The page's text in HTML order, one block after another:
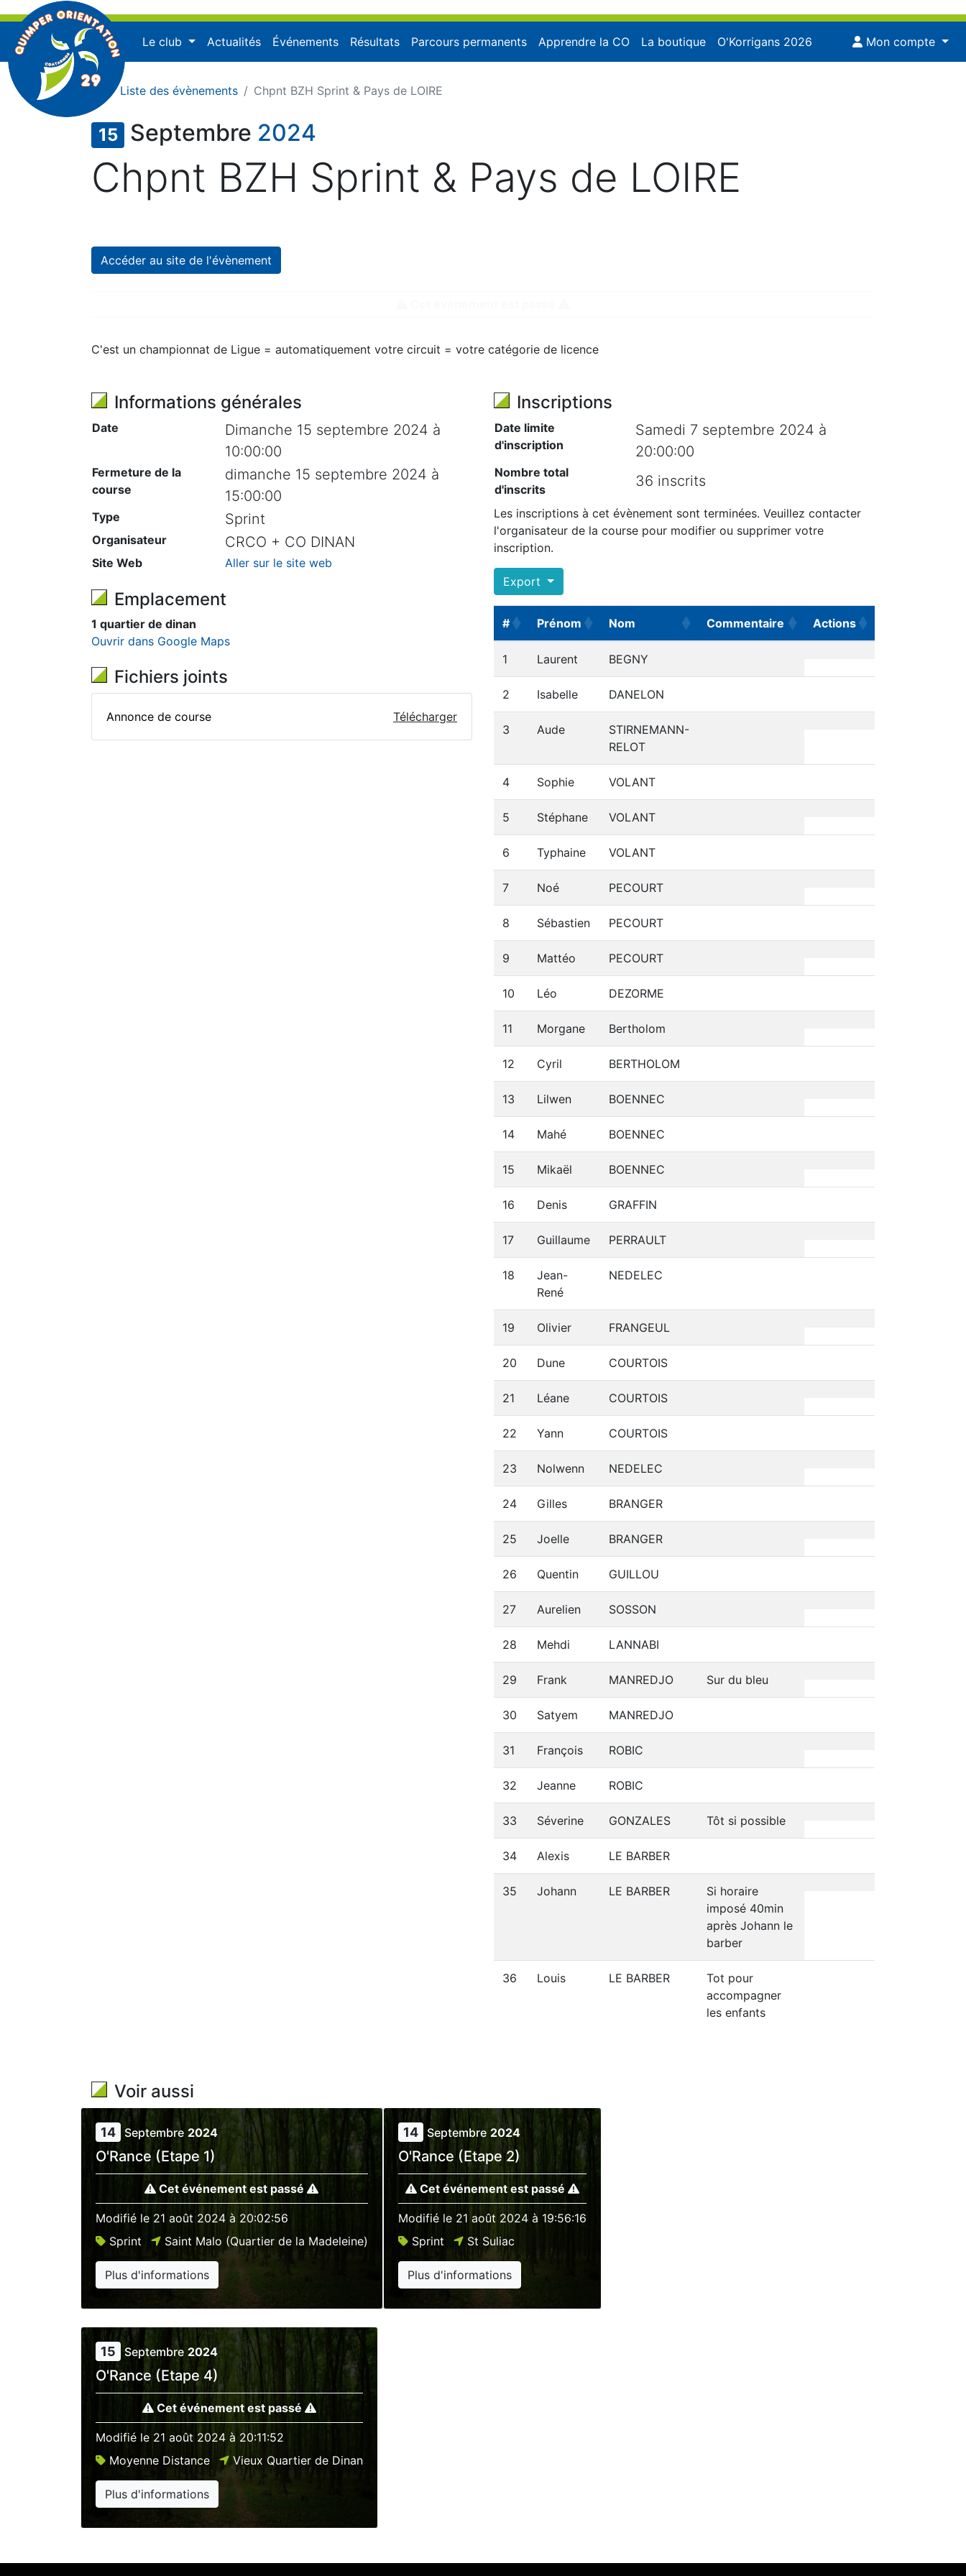
Le club Actualités Événements Résultats Parcours permanents Apprendre la CO La boutique O'Korrigans 2026 Mon compte
Liste des évènements Chpnt BZH Sprint & Pays de LOIRE
15 Septembre 2024
Chpnt BZH Sprint & Pays de LOIRE
Accéder au site de l'évènement
C'est un championnat de Ligue = automatiquement votre circuit = votre catégorie de licence
Informations générales
Date
Dimanche 15 septembre 2024 à
10:00:00
Fermeture de la
course
dimanche 15 septembre 2024 à
15:00:00
Type Sprint
Organisateur CRCO + CO DINAN
Site Web Aller sur le site web
Emplacement
1 quartier de dinan
Ouvrir dans Google Maps
Fichiers joints
Annonce de course Télécharger
Inscriptions
Date limite
d'inscription
Samedi 7 septembre 2024 à
20:00:00
Nombre total
d'inscrits
36 inscrits
Les inscriptions à cet évènement sont terminées. Veuillez contacter
l'organisateur de la course pour modifier ou supprimer votre
inscription.
Export
# Prénom Nom Commentaire
Actions
1 Laurent BEGNY
2 Isabelle DANELON
3 Aude
STIRNEMANN-
RELOT
4 Sophie VOLANT
5 Stéphane VOLANT
6 Typhaine VOLANT
7 Noé PECOURT
8 Sébastien PECOURT
9 Mattéo PECOURT
10 Léo DEZORME
11 Morgane Bertholom
12 Cyril BERTHOLOM
13 Lilwen BOENNEC
14 Mahé BOENNEC
15 Mikaël BOENNEC
16 Denis GRAFFIN
17 Guillaume PERRAULT
18
Jean-
René
NEDELEC
19 Olivier FRANGEUL
20 Dune COURTOIS
21 Léane COURTOIS
22 Yann COURTOIS
23 Nolwenn NEDELEC
24 Gilles BRANGER
25 Joelle BRANGER
26 Quentin GUILLOU
27 Aurelien SOSSON
28 Mehdi LANNABI
29 Frank MANREDJO Sur du bleu
30 Satyem MANREDJO
31 François ROBIC
32 Jeanne ROBIC
33 Séverine GONZALES Tôt si possible
34 Alexis LE BARBER
35 Johann LE BARBER
Si horaire
imposé 40min
après Johann le
barber
36 Louis LE BARBER
Tot pour
accompagner
les enfants
Voir aussi
14 Septembre 2024
O'Rance (Etape 1)
Cet événement est passé
Modifié le 21 août 2024 à 20:02:56
Sprint
Saint Malo (Quartier de la Madeleine)
Plus d'informations
14 Septembre 2024
O'Rance (Etape 2)
Cet événement est passé
Modifié le 21 août 2024 à 19:56:16
Sprint
St Suliac
Plus d'informations
15 Septembre 2024
O'Rance (Etape 4)
Cet événement est passé
Modifié le 21 août 2024 à 20:11:52
Moyenne Distance
Vieux Quartier de Dinan
Plus d'informations